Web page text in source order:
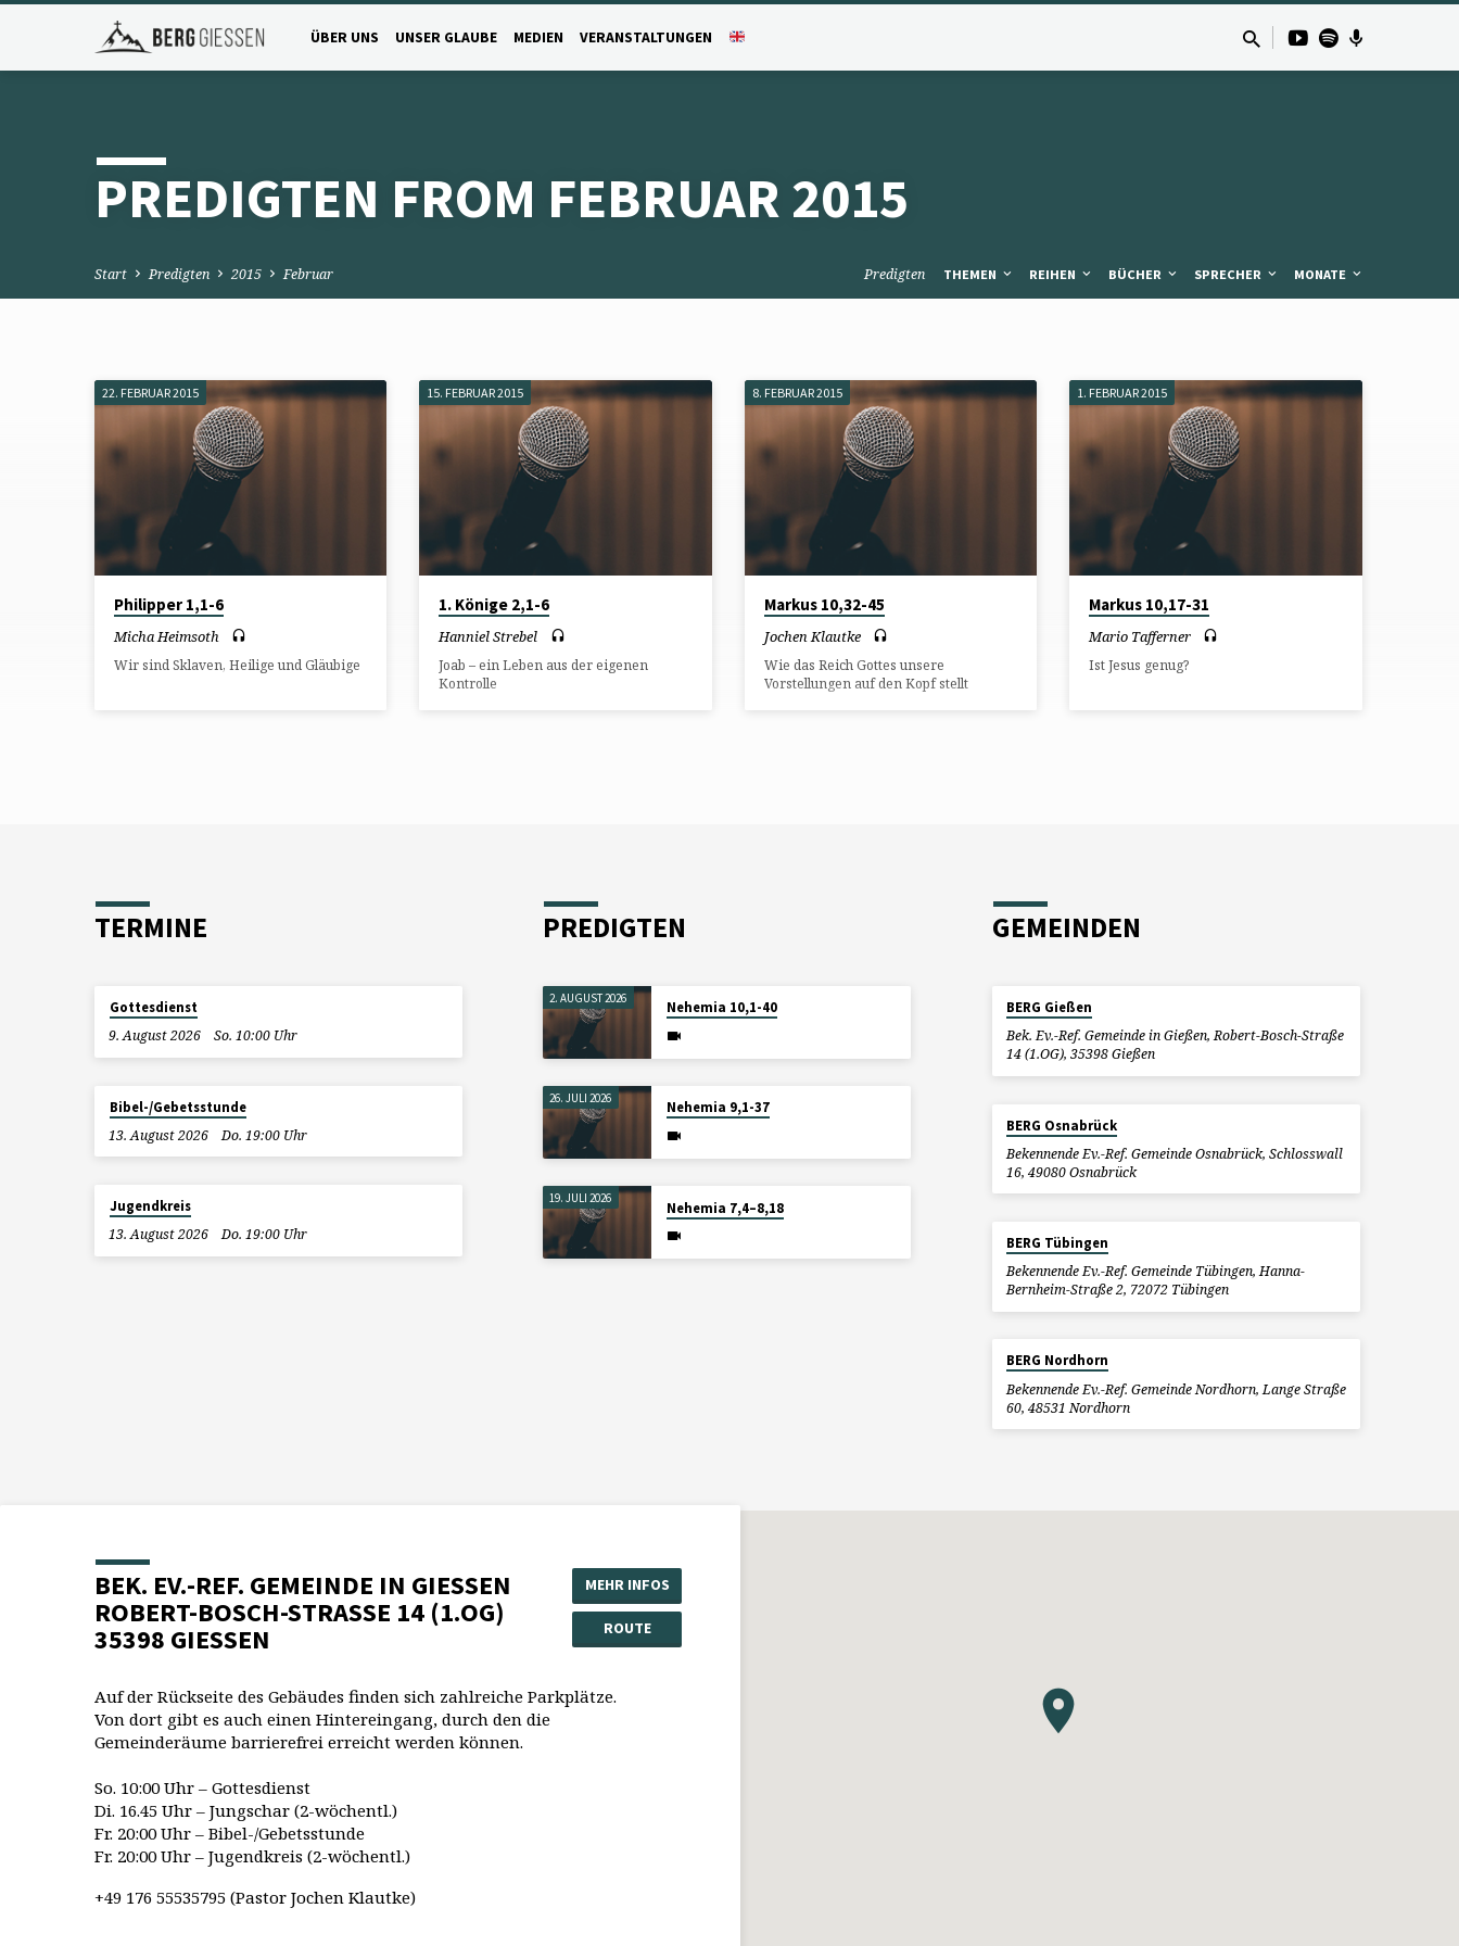
ÜBER UNS UNSER GLAUBE MEDIEN VERANSTALTUNGEN
PREDIGTEN FROM FEBRUAR 2015
Start Predigten 2015 Februar Predigten THEMEN REIHEN BÜCHER SPRECHER MONATE
PREDIGTEN
FROM
FEBRUAR
2015
22. FEBRUAR 2015
Philipper 1,1-6
Micha Heimsoth
Wir sind Sklaven, Heilige und Gläubige
15. FEBRUAR 2015
1. Könige 2,1-6
Hanniel Strebel
Joab – ein Leben aus der eigenen
Kontrolle
8. FEBRUAR 2015
Markus 10,32-45
Jochen Klautke
Wie das Reich Gottes unsere
Vorstellungen auf den Kopf stellt
1. FEBRUAR 2015
Markus 10,17-31
Mario Tafferner
Ist Jesus genug?
TERMINE
Gottesdienst
9. August 2026
So. 10:00 Uhr
Bibel-/Gebetsstunde
13. August 2026
Do. 19:00 Uhr
Jugendkreis
13. August 2026
Do. 19:00 Uhr
PREDIGTEN
2. AUGUST 2026
Nehemia 10,1-40
26. JULI 2026
Nehemia 9,1-37
19. JULI 2026
Nehemia 7,4–8,18
GEMEINDEN
BERG Gießen
Bek. Ev.-Ref. Gemeinde in Gießen, Robert-Bosch-Straße
14 (1.OG), 35398 Gießen
BERG Osnabrück
Bekennende Ev.-Ref. Gemeinde Osnabrück, Schlosswall
16, 49080 Osnabrück
BERG Tübingen
Bekennende Ev.-Ref. Gemeinde Tübingen, Hanna-
Bernheim-Straße 2, 72072 Tübingen
BERG Nordhorn
Bekennende Ev.-Ref. Gemeinde Nordhorn, Lange Straße
60, 48531 Nordhorn
BEK. EV.-REF. GEMEINDE IN GIESSEN
ROBERT-BOSCH-STRASSE 14 (1.OG)
35398 GIESSEN
MEHR INFOS
ROUTE
Auf der Rückseite des Gebäudes finden sich zahlreiche Parkplätze.
Von dort gibt es auch einen Hintereingang, durch den die
Gemeinderäume barrierefrei erreicht werden können.
So. 10:00 Uhr – Gottesdienst
Di. 16.45 Uhr – Jungschar (2-wöchentl.)
Fr. 20:00 Uhr – Bibel-/Gebetsstunde
Fr. 20:00 Uhr – Jugendkreis (2-wöchentl.)
+49 176 55535795 (Pastor Jochen Klautke)